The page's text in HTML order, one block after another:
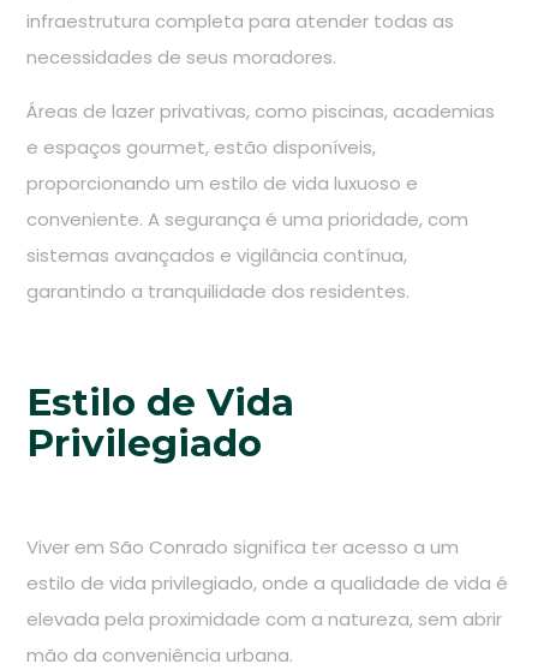
infraestrutura completa para atender todas as
necessidades de seus moradores.
Áreas de lazer privativas, como piscinas, academias
e espaços gourmet, estão disponíveis,
proporcionando um estilo de vida luxuoso e
conveniente. A segurança é uma prioridade, com
sistemas avançados e vigilância contínua,
garantindo a tranquilidade dos residentes.
Estilo de Vida
Privilegiado
Viver em São Conrado significa ter acesso a um
estilo de vida privilegiado, onde a qualidade de vida é
elevada pela proximidade com a natureza, sem abrir
mão da conveniência urbana.